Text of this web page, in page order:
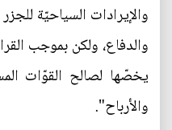
والإيرادات السياحيّة
والدفاع، ولكن بموجب
يخصّها لصالح القوّات
والأرباح".